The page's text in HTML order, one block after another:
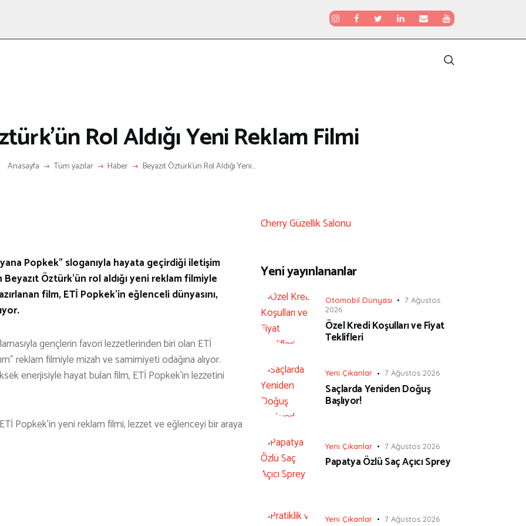
Rol Aldığı Yeni Reklam Filmi
Anasayfa Tüm yazılar Haber Beyazıt Öztürk’ün Rol Aldığı Yeni...
Popkek” sloganıyla hayata geçirdiği iletişim
Öztürk’ün rol aldığı yeni reklam filmiyle
film, ETİ Popkek’in eğlenceli dünyasını,
gençlerin favori lezzetlerinden biri olan ETİ
reklam filmiyle mizah ve samimiyeti odağına alıyor.
enerjisiyle hayat bulan film, ETİ Popkek’in lezzetini
Popkek’in yeni reklam filmi, lezzet ve eğlenceyi bir araya
Cherry Güzellik Salonu
Yeni yayınlananlar
Otomobil Dünyası
7 Ağustos
2026
Özel Kredi Koşulları ve Fiyat
Teklifleri
Yeni Çıkanlar 7 Ağustos 2026
Saçlarda Yeniden Doğuş
Başlıyor!
Yeni Çıkanlar 7 Ağustos 2026
Papatya Özlü Saç Açıcı Sprey
Yeni Çıkanlar 7 Ağustos 2026